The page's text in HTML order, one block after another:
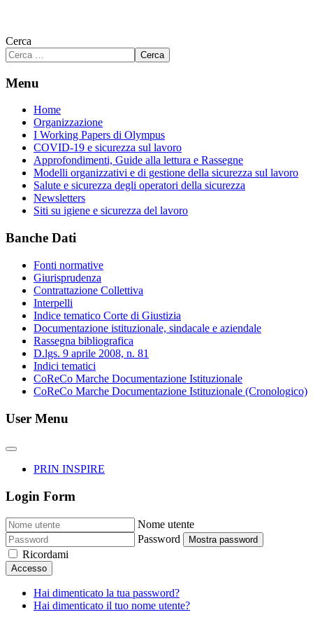
Cerca
Cerca
Menu
Home
Organizzazione
I Working Papers di Olympus
COVID-19 e sicurezza sul lavoro
Approfondimenti, Guide alla lettura e Rassegne
Modelli organizzativi e di gestione della sicurezza sul lavoro
Salute e sicurezza degli operatori della sicurezza
Newsletters
Siti su igiene e sicurezza del lavoro
Banche Dati
Fonti normative
Giurisprudenza
Contrattazione Collettiva
Interpelli
Indice tematico Corte di Giustizia
Documentazione istituzionale, sindacale e aziendale
Rassegna bibliografica
D.lgs. 9 aprile 2008, n. 81
Indici tematici
CoReCo Marche Documentazione Istituzionale
CoReCo Marche Documentazione Istituzionale (Cronologico)
User Menu
PRIN INSPIRE
Login Form
Nome utente
Password
Mostra password
Ricordami
Accesso
Hai dimenticato la tua password?
Hai dimenticato il tuo nome utente?